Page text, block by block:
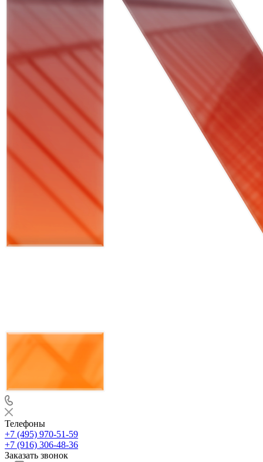
Телефоны
+7 (495) 970-51-59
+7 (916) 306-48-36
Заказать звонок